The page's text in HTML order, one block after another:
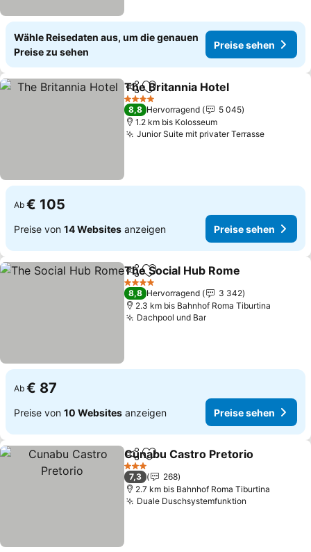
Wähle Reisedaten aus, um die genauen
Preise zu sehen
Preise sehen
TeilenZu Favoriten hinzufügen
The Britannia Hotel
4 Sterne
8,8 Hervorragend
5 045
1.2 km bis Kolosseum
Junior Suite mit privater TerrassePreise
Ab € 105
Preise von 14 Websites anzeigen Preise sehen
TeilenZu Favoriten hinzufügen
The Social Hub Rome
4 Sterne
8,8 Hervorragend
3 342
2.3 km bis Bahnhof Roma Tiburtina
Dachpool und BarPreise sehen
Ab € 87
Preise von 10 Websites anzeigen Preise sehen
TeilenZu Favoriten hinzufügen
Cunabu Castro Pretorio
3 Sterne
7,3
268
2.7 km bis Bahnhof Roma Tiburtina
Duale Duschsystemfunktion